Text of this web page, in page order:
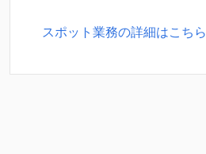
スポット業務の詳細はこちら